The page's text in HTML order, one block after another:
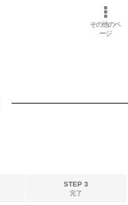
その他のペ
ージ
STEP 3
完了